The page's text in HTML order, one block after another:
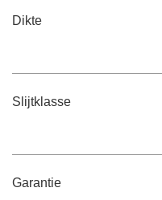
Dikte
Slijtklasse
Garantie